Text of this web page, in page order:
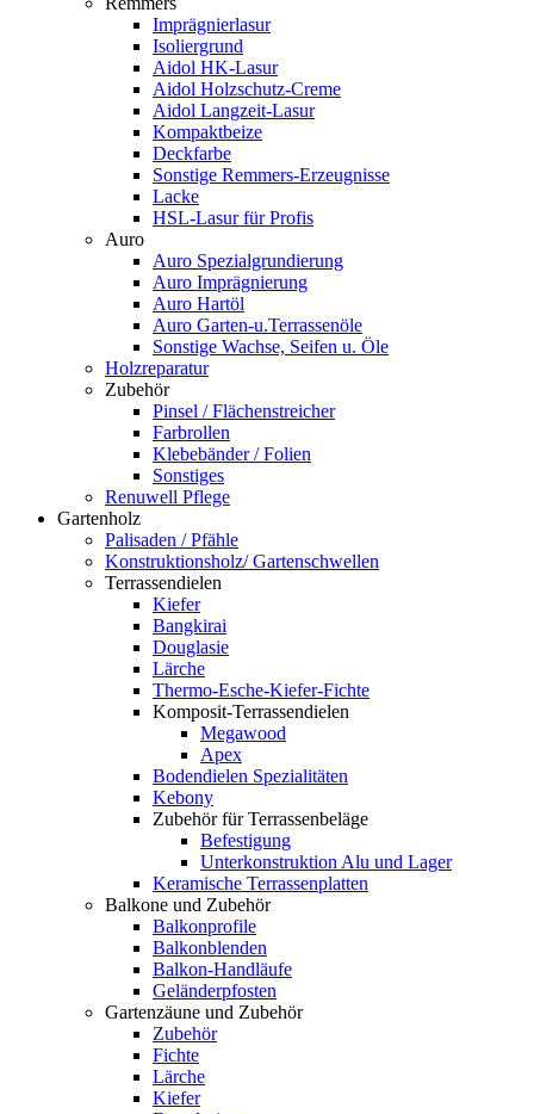
Imprägnierlasur
Isoliergrund
Aidol HK-Lasur
Aidol Holzschutz-Creme
Aidol Langzeit-Lasur
Kompaktbeize
Deckfarbe
Sonstige Remmers-Erzeugnisse
Lacke
HSL-Lasur für Profis
Auro
Auro Spezialgrundierung
Auro Imprägnierung
Auro Hartöl
Auro Garten-u.Terrassenöle
Sonstige Wachse, Seifen u. Öle
Holzreparatur
Zubehör
Pinsel / Flächenstreicher
Farbrollen
Klebebänder / Folien
Sonstiges
Renuwell Pflege
Gartenholz
Palisaden / Pfähle
Konstruktionsholz/ Gartenschwellen
Terrassendielen
Kiefer
Bangkirai
Douglasie
Lärche
Thermo-Esche-Kiefer-Fichte
Komposit-Terrassendielen
Megawood
Apex
Bodendielen Spezialitäten
Kebony
Zubehör für Terrassenbeläge
Befestigung
Unterkonstruktion Alu und Lager
Keramische Terrassenplatten
Balkone und Zubehör
Balkonprofile
Balkonblenden
Balkon-Handläufe
Geländerpfosten
Gartenzäune und Zubehör
Zubehör
Fichte
Lärche
Kiefer